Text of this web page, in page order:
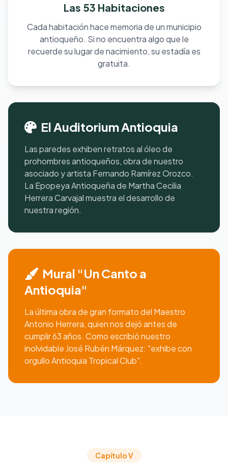
Las 53 Habitaciones
Cada habitación hace memoria de un municipio
antioqueño. Si no encuentra algo que le
recuerde su lugar de nacimiento, su estadía es
gratuita.
El Auditorium Antioquia
Las paredes exhiben retratos al óleo de
prohombres antioqueños, obra de nuestro
asociado y artista Fernando Ramírez Orozco.
La Epopeya Antioqueña de Martha Cecilia
Herrera Carvajal muestra el desarrollo de
nuestra región.
Mural "Un Canto a
Antioquia"
La última obra de gran formato del Maestro
Antonio Herrera, quien nos dejó antes de
cumplir 63 años. Como escribió nuestro
inolvidable José Rubén Márquez: "exhibe con
orgullo Antioquia Tropical Club".
Capítulo V